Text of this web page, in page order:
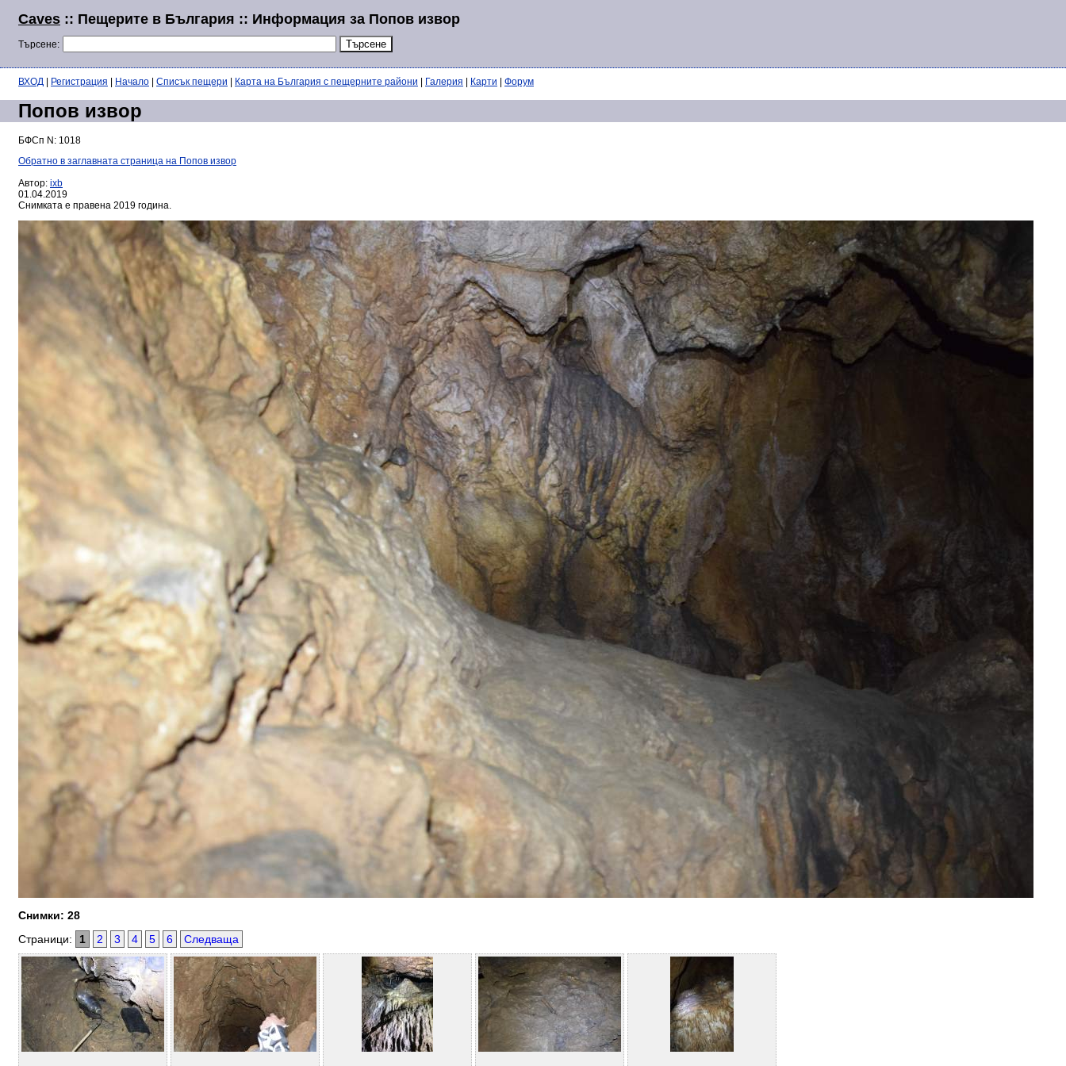
Caves :: Пещерите в България :: Информация за Попов извор
Търсене:
ВХОД Регистрация Начало Списък пещери Карта на България с пещерните райони Галерия Карти Форум
Попов извор
БФСп N: 1018
Обратно в заглавната страница на Попов извор
Автор: ixb
01.04.2019
Снимката е правена 2019 година.
Снимки: 28
Страници:
1 2 3 4 5 6 Следваща